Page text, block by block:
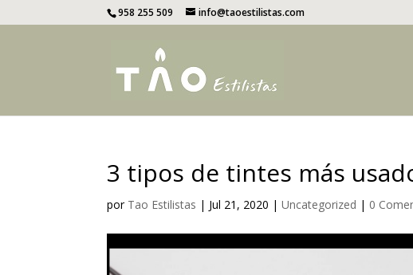
958 255 509 info@taoestilistas.com
3 tipos de tintes más
por Tao Estilistas | Jul 21, 2020 |Uncategorized | 0